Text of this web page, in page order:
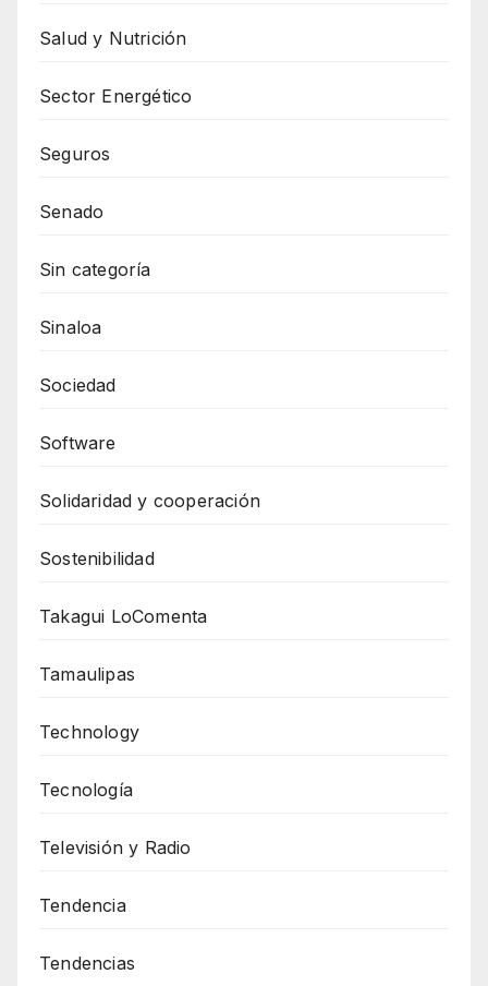
Salud y Nutrición
Sector Energético
Seguros
Senado
Sin categoría
Sinaloa
Sociedad
Software
Solidaridad y cooperación
Sostenibilidad
Takagui LoComenta
Tamaulipas
Technology
Tecnología
Televisión y Radio
Tendencia
Tendencias